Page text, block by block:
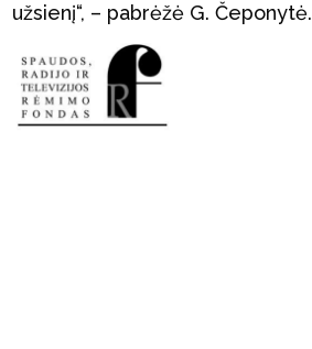
užsienį“, – pabrėžė G. Čeponytė.